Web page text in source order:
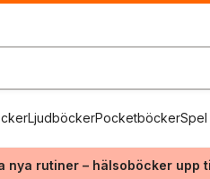
LjudböckerPocketböckerSpel
nya rutiner – hälsoböcker upp